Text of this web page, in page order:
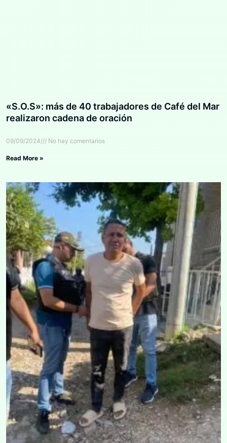
«S.O.S»: más de 40 trabajadores de Café del Mar
realizaron cadena de oración
09/09/2024 No hay comentarios
Read More »